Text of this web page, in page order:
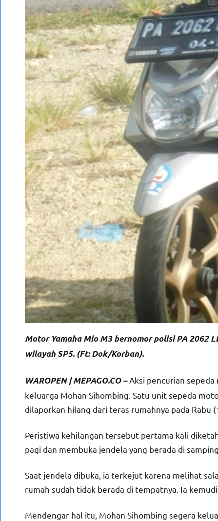
Motor Yamaha Mio M3 bernomor polisi PA 2062
wilayah SP5. (Ft: Dok/Korban).
WAROPEN | MEPAGO.CO –Aksi pencurian sepeda
keluarga Mohan Sihombing. Satu unit sepeda
dilaporkan hilang dari teras rumahnya pada Rabu
Peristiwa kehilangan tersebut pertama kali
pagi dan membuka jendela yang berada di
Saat jendela dibuka, ia terkejut karena melihat
rumah sudah tidak berada di tempatnya. Ia
Mendengar hal itu, Mohan Sihombing segera